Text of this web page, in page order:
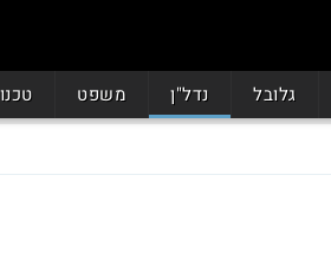
גלובל נדל"ן משפט